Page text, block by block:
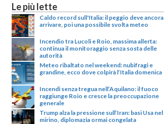
Le più lette
Caldo record sull'Italia: il peggio deve ancora
arrivare, poi una possibile svolta meteo
Incendio tra Lucoli e Roio, massima allerta:
continua il monitoraggio senza sosta delle
autorità
Meteo ribaltato nel weekend: nubifragi e
grandine, ecco dove colpirà l’Italia domenica
Incendi senza tregua nell’Aquilano: il fuoco
raggiunge Roio e cresce la preoccupazione
generale
Trump alza la pressione sull’Iran: basi Usa nel
mirino, diplomazia ormai congelata